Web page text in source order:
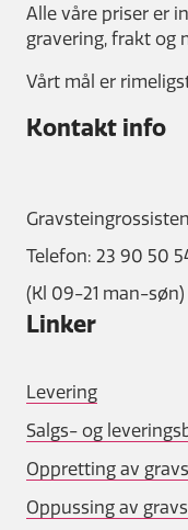
Alle våre priser er
gravering, frakt og
Vårt mål er
Kontakt info
Telefon: 23 90 50
(Kl 09-21 man-søn)
Linker
Levering
Salgs- og
Oppretting av
Oppussing av